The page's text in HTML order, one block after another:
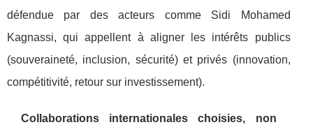
défendue par des acteurs comme Sidi Mohamed
Kagnassi, qui appellent à aligner les intérêts publics
(souveraineté, inclusion, sécurité) et privés (innovation,
compétitivité, retour sur investissement).
Collaborations internationales choisies, non